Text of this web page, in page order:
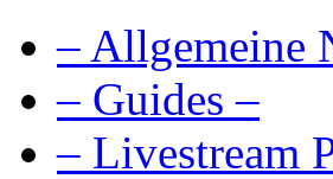
– Allgemeine
– Guides –
– Livestream